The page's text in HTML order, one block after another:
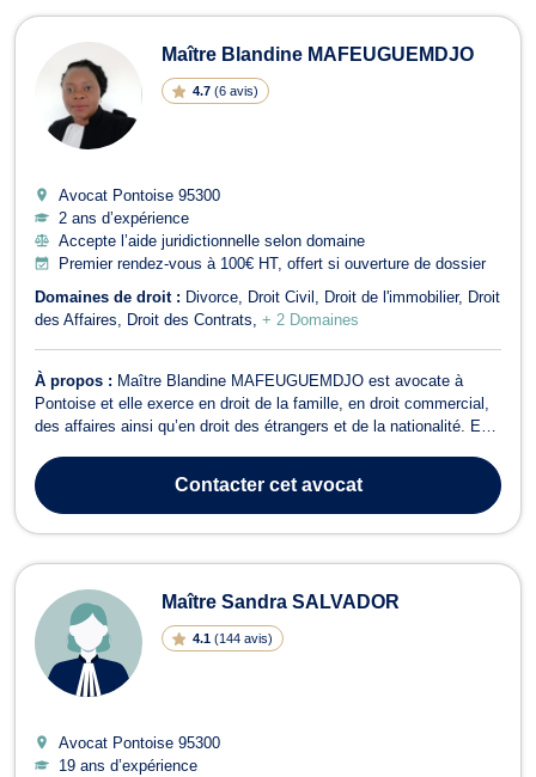
Maître Blandine MAFEUGUEMDJO
4.7 (6 avis)
Avocat Pontoise 95300
2 ans d’expérience
Accepte l’aide juridictionnelle selon domaine
Premier rendez-vous à 100€ HT, offert si ouverture de dossier
Domaines de droit : Divorce Droit Civil Droit de l'immobilier
Droit
des Affaires
Droit des Contrats + 2 Domaines
À propos : Maître Blandine MAFEUGUEMDJO est avocate à
Pontoise et elle exerce en droit de la famille, en droit commercial,
des affaires ainsi qu’en droit des étrangers et de la nationalité. En
ses clients dans les affaires touchant aux relations familiales
comme le divorce a...Contactercet avocat
Maître Sandra SALVADOR
4.1 (144 avis)
Avocat Pontoise 95300
19 ans d’expérience